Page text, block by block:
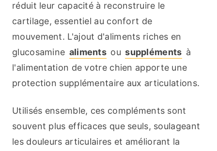
réduit leur capacité à reconstruire le
cartilage, essentiel au confort de
mouvement. L'ajout d'aliments riches en
glucosamine aliments ou suppléments à
l'alimentation de votre chien apporte une
protection supplémentaire aux articulations.
Utilisés ensemble, ces compléments sont
souvent plus efficaces que seuls, soulageant
les douleurs articulaires et améliorant la